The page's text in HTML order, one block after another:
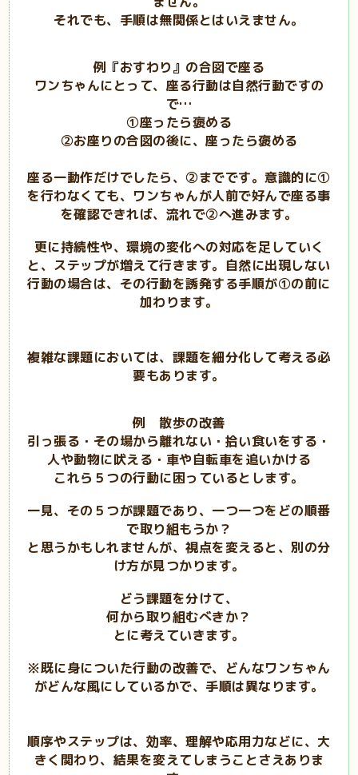
それでも、手順は無関係とはいえません。
例『おすわり』の合図で座る
ワンちゃんにとって、座る行動は自然行動ですの
で…
①座ったら褒める
②お座りの合図の後に、座ったら褒める
座る一動作だけでしたら、②までです。意識的に①
を行わなくても、ワンちゃんが人前で好んで座る事
を確認できれば、流れで②へ進みます。
更に持続性や、環境の変化への対応を足していく
と、ステップが増えて行きます。自然に出現しない
行動の場合は、その行動を誘発する手順が①の前に
加わります。
複雑な課題においては、課題を細分化して考える必
要もあります。
例 散歩の改善
引っ張る・その場から離れない・拾い食いをする・
人や動物に吠える・車や自転車を追いかける
これら５つの行動に困っているとします。
一見、その５つが課題であり、一つ一つをどの順番
で取り組もうか？
と思うかもしれませんが、視点を変えると、別の分
け方が見つかります。
どう課題を分けて、
何から取り組むべきか？
とに考えていきます。
※既に身についた行動の改善で、どんなワンちゃん
がどんな風にしているかで、手順は異なります。
順序やステップは、効率、理解や応用力などに、大
きく関わり、結果を変えてしまうことさえありま